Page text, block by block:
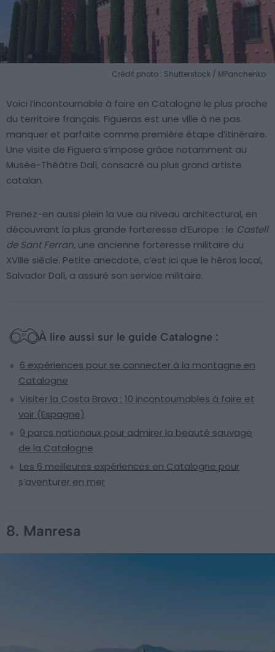
Crédit photo : Shutterstock / MPanchenko
Voici l’incontournable à faire en Catalogne le plus proche
du territoire français. Figueras est une ville à ne pas
manquer et parfaite comme première étape d’itinéraire.
Une visite de Figuera s’impose grâce notamment au
Musée-Théâtre Dalí, consacré au plus grand artiste
catalan.
Prenez-en aussi plein la vue au niveau architectural, en
découvrant la plus grande forteresse d’Europe : le Castell
de Sant Ferran, une ancienne forteresse militaire du
XVIIIe siècle. Petite anecdote, c’est ici que le héros local,
Salvador Dalí, a assuré son service militaire.
À lire aussi sur le guide Catalogne :
6 expériences pour se connecter à la montagne en
Catalogne
Visiter la Costa Brava : 10 incontournables à faire et
voir (Espagne)
9 parcs nationaux pour admirer la beauté sauvage
de la Catalogne
Les 6 meilleures expériences en Catalogne pour
s’aventurer en mer
8. Manresa